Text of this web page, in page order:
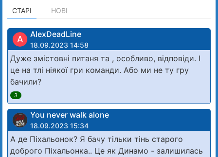
СТАРІ НОВІ
A AlexDeadLine
18.09.2023 14:58
Дуже змістовні питаня та , особливо, відповіди. І
це на тлі ніякої гри команди. Або ми не ту гру
бачили?
3
You never walk alone
18.09.2023 15:34
А де Піхальонок? Я бачу тільки тінь старого
доброго Піхальонка.. Це як Динамо - залишилась